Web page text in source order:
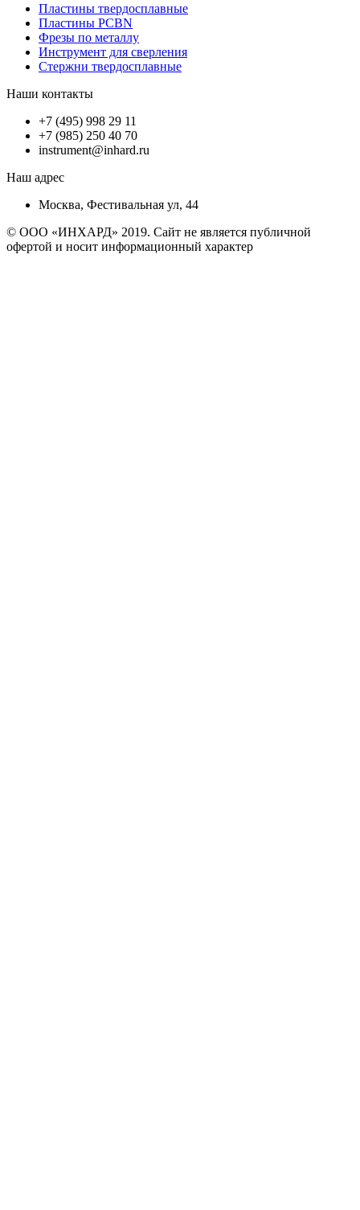
Пластины твердосплавные
Пластины PCBN
Фрезы по металлу
Инструмент для сверления
Стержни твердосплавные
Наши контакты
+7 (495) 998 29 11
+7 (985) 250 40 70
instrument@inhard.ru
Наш адрес
Москва, Фестивальная ул, 44
© ООО «ИНХАРД» 2019. Сайт не является публичной
офертой и носит информационный характер